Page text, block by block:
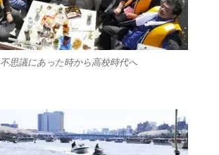
思議にあった時から高校時代へ